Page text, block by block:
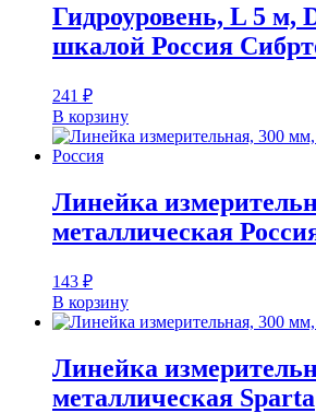
Гидроуровень, L 5 м,
шкалой Россия
241 ₽
В корзину
Линейка
металлическая
143 ₽
В корзину
Линейка
металлическая Sparta